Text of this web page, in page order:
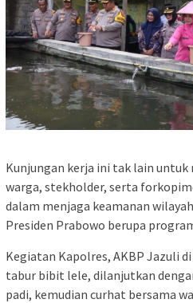
Kunjungan kerja ini tak lain
warga, stekholder, serta
dalam menjaga keamanan
Presiden Prabowo berupa
Kegiatan Kapolres, AKBP Jazuli
tabur bibit lele, dilanjutkan
padi, kemudian curhat bersama